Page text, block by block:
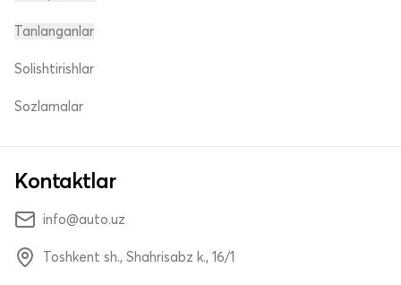
Tanlanganlar
Solishtirishlar
Sozlamalar
Kontaktlar
info@auto.uz
Toshkent sh., Shahrisabz k., 16/1